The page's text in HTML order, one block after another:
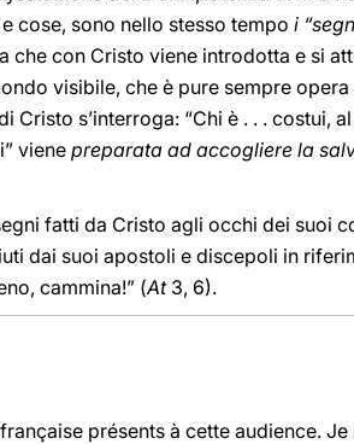
cose, sono nello stesso tempo i
che con Cristo viene introdotta e si
visibile, che è pure sempre opera
s’interroga: “Chi è . . . costui,
vienepreparata ad accogliere la
fatti da Cristo agli occhi dei suoi
dai suoi apostoli e discepoli in
cammina!” (At3, 6).
présents à cette audience.